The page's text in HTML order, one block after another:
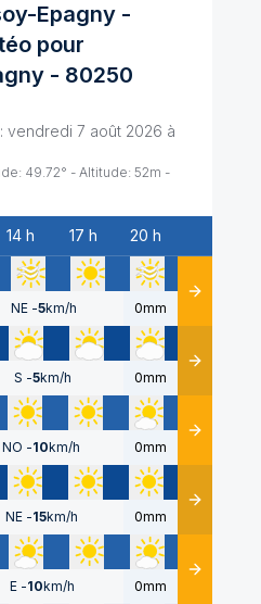
Epagny-
pour
- 80250
vendredi 7 août 2026 à
49.72° - Altitude: 52m -
14 h 17 h 20 h
NE -5km/h 0mm Détails
S -5km/h 0mm Détails
NO -10km/h 0mm Détails
NE -15km/h 0mm Détails
E -10km/h 0mm Détails